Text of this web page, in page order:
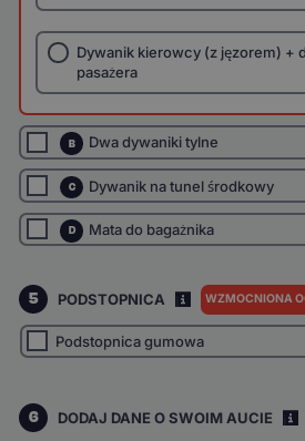
Dywanik kierowcy (z jęzorem) +
pasażera
B Dwa dywaniki tylne
C Dywanik na tunel środkowy
D Mata do bagażnika
5 PODSTOPNICA WZMOCNIONA
Podstopnica gumowa
6 DODAJ DANE O SWOIM AUCIE